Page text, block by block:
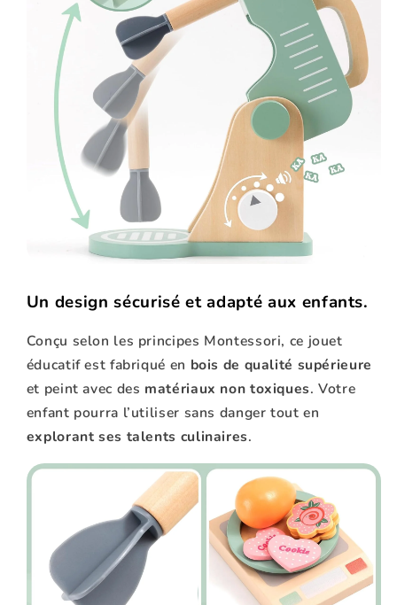
Un design sécurisé et adapté aux enfants.
Conçu selon les principes Montessori, ce jouet
éducatif est fabriqué en bois de qualité supérieure
et peint avec des matériaux non toxiques. Votre
enfant pourra l’utiliser sans danger tout en
explorant ses talents culinaires.